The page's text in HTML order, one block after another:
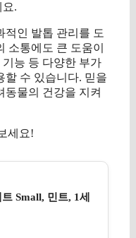
.
적인 발톱 관리를 도
소통에도 큰 도움이
능 등 다양한 부가
할 수 있습니다. 믿을
동물의 건강을 지켜
세요!
Small, 민트, 1세